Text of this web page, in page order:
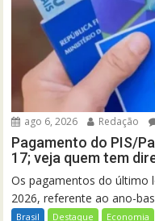
ago 6, 2026 Redação
Pagamento do PIS/
17; veja quem tem
Os pagamentos do último
2026, referente ao ano-
Brasil Destaque Economia